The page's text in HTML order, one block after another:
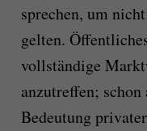
sprechen, um
gelten.
vollständige
anzutreffen;
Bedeutung